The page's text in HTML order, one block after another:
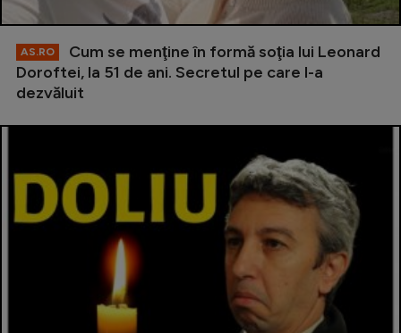
AS.RO
Cum se menţine în formă soţia lui Leonard
Doroftei, la 51 de ani. Secretul pe care l-a
dezvăluit